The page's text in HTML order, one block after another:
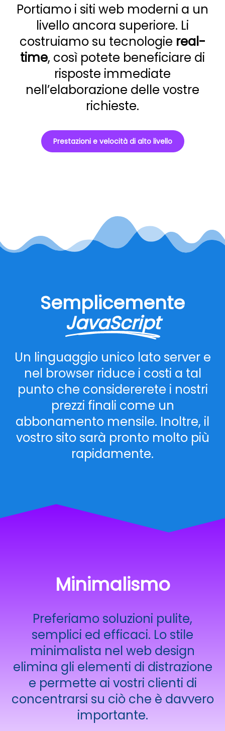
Portiamo i siti web moderni a un
livello ancora superiore. Li
costruiamo su tecnologie real-
time, così potete beneficiare di
risposte immediate
nell’elaborazione delle vostre
richieste.
Prestazioni e velocità di alto livello
Semplicemente
JavaScript
Un linguaggio unico lato server e
nel browser riduce i costi a tal
punto che considererete i nostri
prezzi finali come un
abbonamento mensile. Inoltre, il
vostro sito sarà pronto molto più
rapidamente.
Minimalismo
Preferiamo soluzioni pulite,
semplici ed efficaci. Lo stile
minimalista nel web design
elimina gli elementi di distrazione
e permette ai vostri clienti di
concentrarsi su ciò che è davvero
importante.